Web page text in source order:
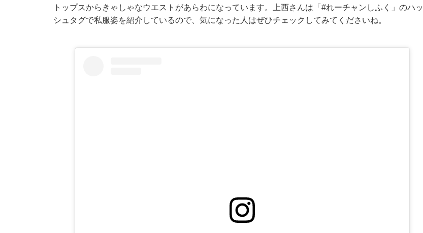
トップスからきゃしゃなウエストがあらわになっています。上西さんは「#れーチャンしふく」のハッ
シュタグで私服姿を紹介しているので、気になった人はぜひチェックしてみてくださいね。